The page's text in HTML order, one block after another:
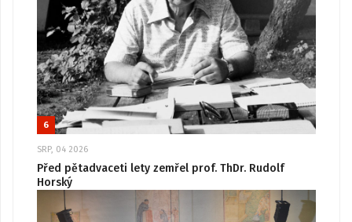
6
SRP, 04 2026
Před pětadvaceti lety zemřel prof. ThDr. Rudolf
Horský